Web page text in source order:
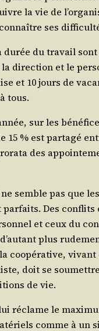
la vie de
ses
durée du tra­vail
la direc­tion et le
et 10 jours de
tous.
sur les
15 % est par­ta­gé
des
semble pas que
par­faits. Des conflits
et ceux du
plus
coopé­ra­tive, vivant
doit se
de vie.
réclame le
comme à un